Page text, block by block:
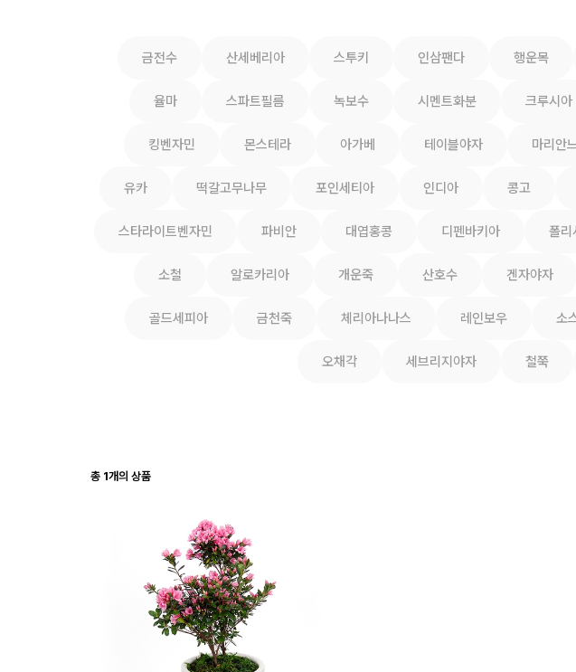
금전수 산세베리아 스투키 인삼팬다 행운목
율마 스파트필름 녹보수 시멘트화분 크루시아
킹벤자민 몬스테라 아가베 테이블야자 마리안
유카 떡갈고무나무 포인세티아 인디아 콩고
스타라이트벤자민 파비안 대엽홍콩 디펜바키아 폴리
소철 알로카리아 개운죽 산호수 겐자야자
골드세피아 금천죽 체리아나나스 레인보우 소
오채각 세브리지야자 철쭉
총 1개의 상품